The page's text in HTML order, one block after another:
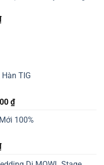
Giá
TIG
₫Giá
tại
100%
Giá